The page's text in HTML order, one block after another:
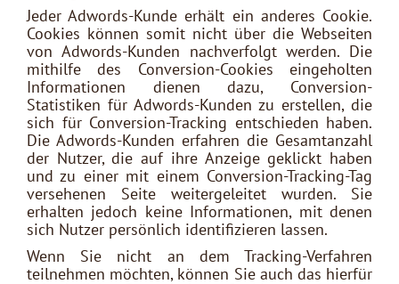
Jeder Adwords-Kunde erhält ein anderes Cookie.
Cookies können somit nicht über die Webseiten
von Adwords-Kunden nachverfolgt werden. Die
mithilfe des Conversion-Cookies eingeholten
Informationen dienen dazu, Conversion-
Statistiken für Adwords-Kunden zu erstellen, die
sich für Conversion-Tracking entschieden haben.
Die Adwords-Kunden erfahren die Gesamtanzahl
der Nutzer, die auf ihre Anzeige geklickt haben
und zu einer mit einem Conversion-Tracking-Tag
versehenen Seite weitergeleitet wurden. Sie
erhalten jedoch keine Informationen, mit denen
sich Nutzer persönlich identifizieren lassen.
Wenn Sie nicht an dem Tracking-Verfahren
teilnehmen möchten, können Sie auch das hierfür